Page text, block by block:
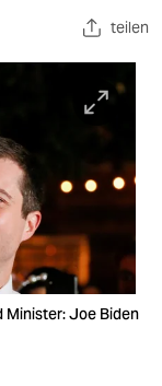
teilen
Minister: Joe Biden